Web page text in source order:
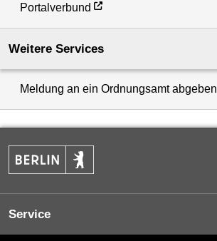
Portalverbund
Weitere Services
Meldung an ein Ordnungsamt abgeben
Service